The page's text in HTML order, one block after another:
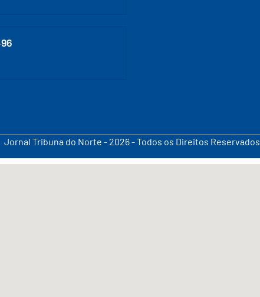
Jornal Tribuna do Norte - 2026 - Todos os Direitos Reservados